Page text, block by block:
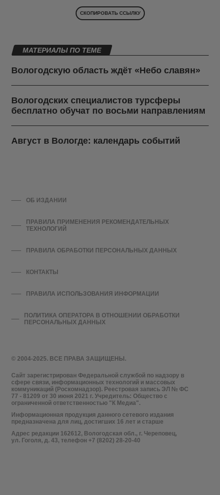
СКОПИРОВАТЬ ССЫЛКУ
МАТЕРИАЛЫ ПО ТЕМЕ
Вологодскую область ждёт «Небо славян»
Вологодских специалистов турсферы
бесплатно обучат по восьми направлениям
Август в Вологде: календарь событий
© 2004-2025. ВСЕ ПРАВА ЗАЩИЩЕНЫ.
Сайт зарегистрирован Федеральной службой по надзору в
сфере связи, информационных технологий и массовых
коммуникаций (Роскомнадзор). Реестровая запись ЭЛ № ФС
77 - 81209 от 30 июня 2021 г. Учредитель: Общество с
ограниченной ответственностью "К Медиа".
Информационная продукция данного сетевого издания
предназначена для лиц, достигших 16 лет и старше
Адрес редакции 162612, Вологодская обл., г. Череповец,
ул. Гоголя, д. 43, телефон +7 (8202) 28-20-40
ОБ ИЗДАНИИ
ПРАВИЛА ПРИМЕНЕНИЯ РЕКОМЕНДАТЕЛЬНЫХ
ТЕХНОЛОГИЙ
ПРАВИЛА ОБРАБОТКИ ПЕРСОНАЛЬНЫХ ДАННЫХ
КОНТАКТЫ
ПРАВИЛА ИСПОЛЬЗОВАНИЯ ИНФОРМАЦИИ
ПОЛИТИКА ОПЕРАТОРА В ОТНОШЕНИИ ОБРАБОТКИ
ПЕРСОНАЛЬНЫХ ДАННЫХ